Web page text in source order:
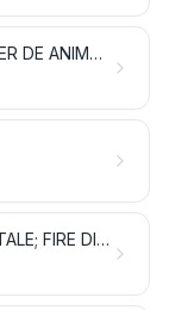
LÂNĂ, PĂR FIN SAU GROSIER DE ANIMALE; FIRE ȘI ȚESĂTURI DIN PĂR DE CAL
ALTE FIBRE TEXTILE VEGETALE; FIRE DIN HÂRTIE ȘI ȚESĂTURI DIN FIRE DE HÂRTIE